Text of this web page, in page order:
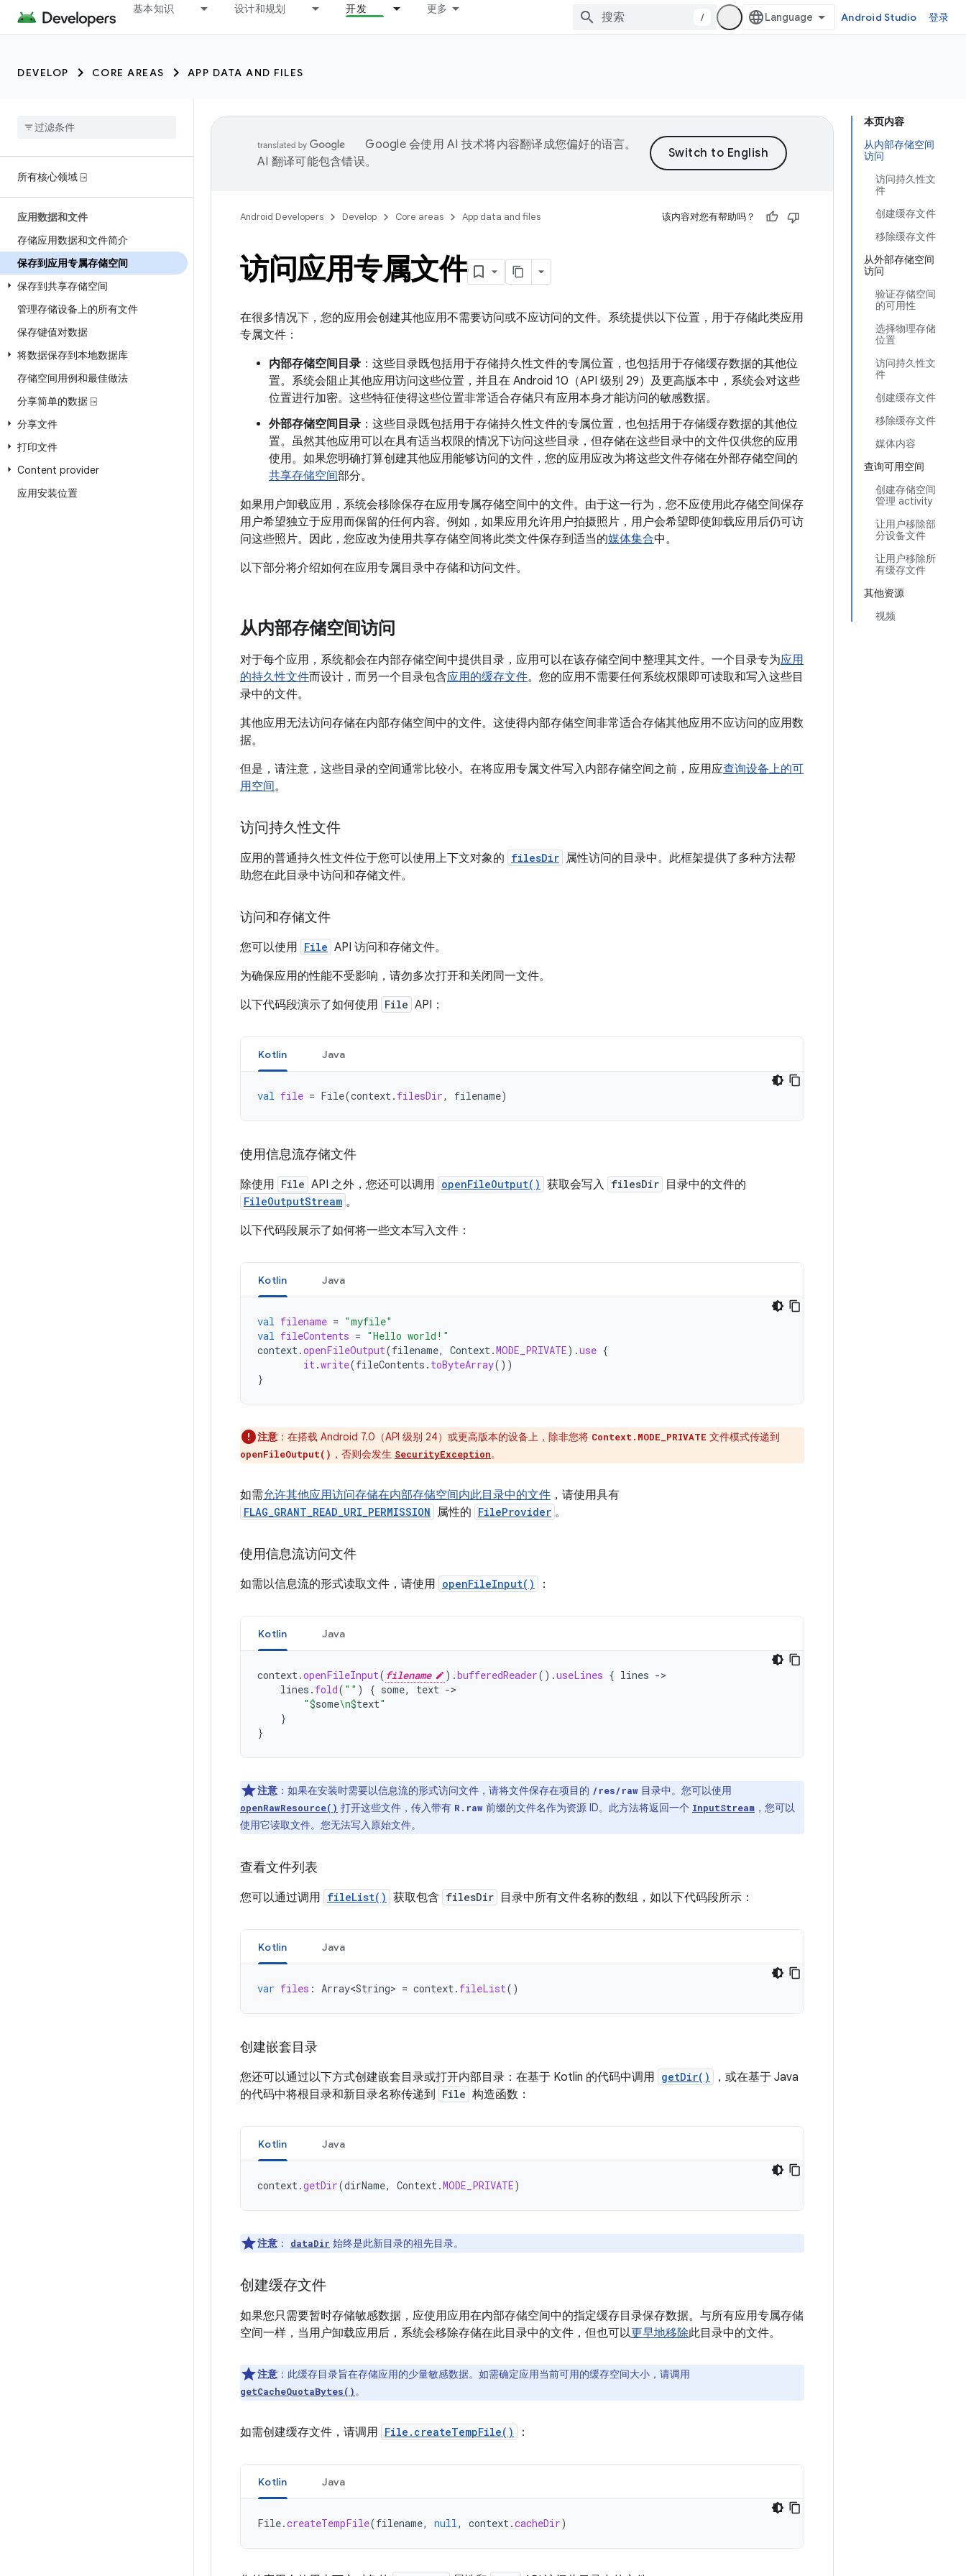
基本知识 设计和规划 开发 更多
/ Android Studio 登录
DEVELOP CORE AREAS APP DATA AND FILES
所有核心领域 ⍈
应用数据和文件
存储应用数据和文件简介
保存到应用专属存储空间
保存到共享存储空间
管理存储设备上的所有文件
保存键值对数据
将数据保存到本地数据库
存储空间用例和最佳做法
分享简单的数据 ⍈
分享文件
打印文件
Content provider
应用安装位置
本页内容
从内部存储空间
访问
访问持久性文
件
创建缓存文件
移除缓存文件
从外部存储空间
访问
验证存储空间
的可用性
选择物理存储
位置
访问持久性文
件
创建缓存文件
移除缓存文件
媒体内容
查询可用空间
创建存储空间
管理 activity
让用户移除部
分设备文件
让用户移除所
有缓存文件
其他资源
视频
Google 会使用 AI 技术将内容翻译成您偏好的语言。
AI 翻译可能包含错误。
Android Developers Develop Core areas App data and files 该内容对您有帮助吗？
访问应用专属文件
在很多情况下，您的应用会创建其他应用不需要访问或不应访问的文件。系统提供以下位置，用于存储此类应用
专属文件：
内部存储空间目录 ：这些目录既包括用于存储持久性文件的专属位置，也包括用于存储缓存数据的其他位
置。系统会阻止其他应用访问这些位置，并且在 Android 10（API 级别 29）及更高版本中，系统会对这些
位置进行加密。这些特征使得这些位置非常适合存储只有应用本身才能访问的敏感数据。
外部存储空间目录 ：这些目录既包括用于存储持久性文件的专属位置，也包括用于存储缓存数据的其他位
置。虽然其他应用可以在具有适当权限的情况下访问这些目录，但存储在这些目录中的文件仅供您的应用
使用。如果您明确打算创建其他应用能够访问的文件，您的应用应改为将这些文件存储在外部存储空间的
共享存储空间部分。
如果用户卸载应用，系统会移除保存在应用专属存储空间中的文件。由于这一行为，您不应使用此存储空间保存
用户希望独立于应用而保留的任何内容。例如，如果应用允许用户拍摄照片，用户会希望即使卸载应用后仍可访
问这些照片。因此，您应改为使用共享存储空间将此类文件保存到适当的媒体集合中。
以下部分将介绍如何在应用专属目录中存储和访问文件。
从内部存储空间访问
对于每个应用，系统都会在内部存储空间中提供目录，应用可以在该存储空间中整理其文件。一个目录专为应用
的持久性文件而设计，而另一个目录包含应用的缓存文件。您的应用不需要任何系统权限即可读取和写入这些目
录中的文件。
其他应用无法访问存储在内部存储空间中的文件。这使得内部存储空间非常适合存储其他应用不应访问的应用数
据。
但是，请注意，这些目录的空间通常比较小。在将应用专属文件写入内部存储空间之前，应用应查询设备上的可
用空间。
访问持久性文件
应用的普通持久性文件位于您可以使用上下文对象的 filesDir 属性访问的目录中。此框架提供了多种方法帮
助您在此目录中访问和存储文件。
访问和存储文件
您可以使用 File API 访问和存储文件。
为确保应用的性能不受影响，请勿多次打开和关闭同一文件。
以下代码段演示了如何使用 File API：
Kotlin Java
val file = File(context. filesDir, filename)
使用信息流存储文件
除使用 File API 之外，您还可以调用 openFileOutput() 获取会写入 filesDir 目录中的文件的
FileOutputStream 。
以下代码段展示了如何将一些文本写入文件：
Kotlin Java
val filename = "myfile"
val fileContents = "Hello world!"
context.openFileOutput(filename, Context.MODE_PRIVATE).use {
it.write(fileContents . toByteArray())
}
注意 ：在搭载 Android 7.0（API 级别 24）或更高版本的设备上，除非您将 Context.MODE_PRIVATE 文件模式传递到
openFileOutput() ，否则会发生 SecurityException。
如需允许其他应用访问存储在内部存储空间内此目录中的文件 ，请使用具有
FLAG_GRANT_READ_URI_PERMISSION 属性的 FileProvider 。
使用信息流访问文件
如需以信息流的形式读取文件，请使用 openFileInput() ：
Kotlin Java
context.openFileInput( filename ).bufferedReader().useLines { lines ->
lines . fold( "" ) { some, text ->
"$some\n$text"
}
}
注意 ：如果在安装时需要以信息流的形式访问文件，请将文件保存在项目的 /res/raw 目录中。您可以使用
openRawResource() 打开这些文件，传入带有 R.raw 前缀的文件名作为资源 ID。此方法将返回一个 InputStream ，您可以
使用它读取文件。您无法写入原始文件。
查看文件列表
您可以通过调用 fileList() 获取包含 filesDir 目录中所有文件名称的数组，如以下代码段所示：
Kotlin Java
var files : Array<String> = context. fileList()
创建嵌套目录
您还可以通过以下方式创建嵌套目录或打开内部目录：在基于 Kotlin 的代码中调用 getDir()
，或在基于 Java
的代码中将根目录和新目录名称传递到
File 构造函数：
Kotlin Java
context.getDir(dirName, Context.MODE_PRIVATE)
注意 ： dataDir 始终是此新目录的祖先目录。
创建缓存文件
如果您只需要暂时存储敏感数据，应使用应用在内部存储空间中的指定缓存目录保存数据。与所有应用专属存储
空间一样，当用户卸载应用后，系统会移除存储在此目录中的文件，但也可以更早地移除此目录中的文件。
注意 ：此缓存目录旨在存储应用的少量敏感数据。如需确定应用当前可用的缓存空间大小，请调用
getCacheQuotaBytes()。
如需创建缓存文件，请调用 File.createTempFile() ：
Kotlin Java
File.createTempFile(filename, null, context.cacheDir)